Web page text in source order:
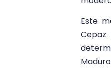
Este
Cepaz